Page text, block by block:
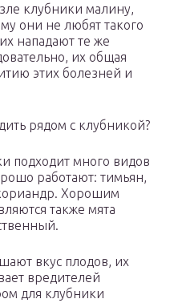
клубники малину,
они не любят такого
нападают те же
их общая
этих болезней и
рядом с клубникой?
подходит много видов
работают: тимьян,
Хорошим
также мята
вкус плодов, их
вредителей
для клубники